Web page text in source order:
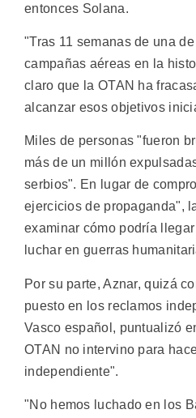
entonces Solana.
"Tras 11 semanas de una
campañas aéreas en la
claro que la OTAN ha
alcanzar esos objetivos
Miles de personas "fueron
más de un millón
serbios". En lugar de
ejercicios de propaganda",
examinar cómo podría
luchar en guerras
Por su parte, Aznar, quizá
puesto en los reclamos
Vasco español, puntualizó
OTAN no intervino para
independiente".
"No hemos luchado en los